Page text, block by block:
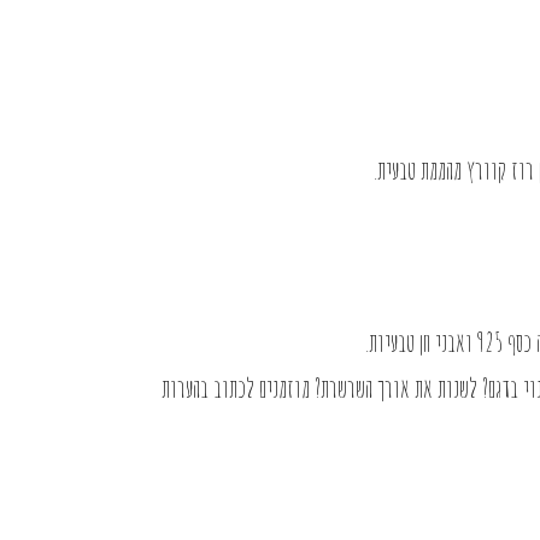
בדגם? לשנות את אורך השרשרת? מוזמנים לכתוב בהערות